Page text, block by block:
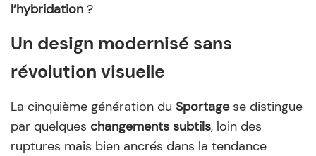
l’hybridation ?
Un design modernisé sans
révolution visuelle
La cinquième génération du Sportagese distingue
par quelques changements subtils, loin des
ruptures mais bien ancrés dans la tendance